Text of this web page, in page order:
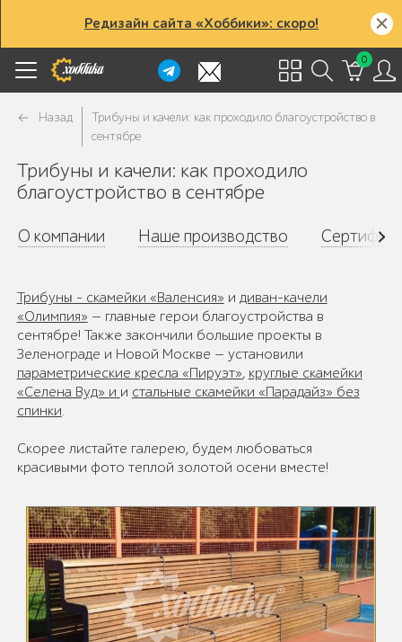
Редизайн сайта «Хоббики»: скоро!
0
Назад
Трибуны и качели: как проходило благоустройство в
сентябре
Трибуны и качели: как проходило
благоустройство в сентябре
О компании Наше производство
Трибуны - скамейки «Валенсия» и диван-качели
«Олимпия» — главные герои благоустройства в
сентябре! Также закончили большие проекты в
Зеленограде и Новой Москве — установили
параметрические кресла «Пируэт», круглые скамейки
«Селена Вуд» и и стальные скамейки «Парадайз» без
спинки.
Скорее листайте галерею, будем любоваться
красивыми фото теплой золотой осени вместе!